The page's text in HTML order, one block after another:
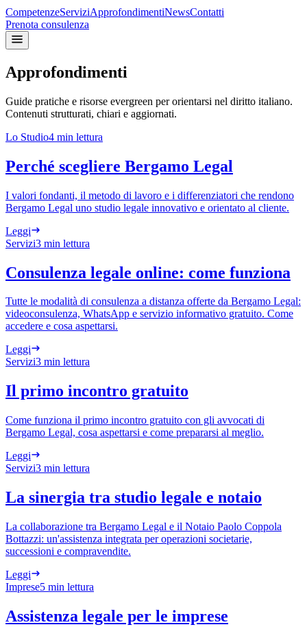
CompetenzeServiziApprofondimentiNewsContatti
Prenota consulenza
Approfondimenti
Guide pratiche e risorse evergreen per orientarsi nel diritto italiano.
Contenuti strutturati, chiari e aggiornati.
Lo Studio4 min lettura
Perché scegliere Bergamo Legal
I valori fondanti, il metodo di lavoro e i differenziatori che rendono
Bergamo Legal uno studio legale innovativo e orientato al cliente.
Leggi
Servizi3 min lettura
Consulenza legale online: come funziona
Tutte le modalità di consulenza a distanza offerte da Bergamo Legal:
videoconsulenza, WhatsApp e servizio informativo gratuito. Come
accedere e cosa aspettarsi.
Leggi
Servizi3 min lettura
Il primo incontro gratuito
Come funziona il primo incontro gratuito con gli avvocati di
Bergamo Legal, cosa aspettarsi e come prepararsi al meglio.
Leggi
Servizi3 min lettura
La sinergia tra studio legale e notaio
La collaborazione tra Bergamo Legal e il Notaio Paolo Coppola
Bottazzi: un'assistenza integrata per operazioni societarie,
successioni e compravendite.
Leggi
Imprese5 min lettura
Assistenza legale per le imprese